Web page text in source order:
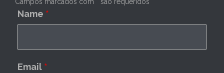
Name *
Email *